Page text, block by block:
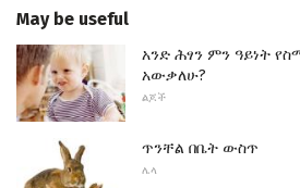
May be useful
አንድ ሕፃን ምን ዓይነት
አውቃለሁ?
ልጆች
ጥንቸል በቤት ውስጥ
ሌላ